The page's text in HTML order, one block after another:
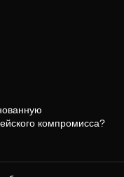
компромисса?